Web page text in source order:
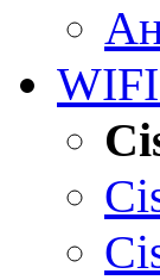
WIFI